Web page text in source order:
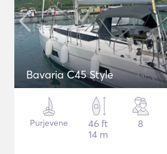
Bavaria C45 Style
Purjevene
46 ft
14 m
8